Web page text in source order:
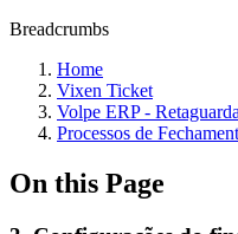
Breadcrumbs
Home
Vixen Ticket
Volpe ERP -
Processos de
On this Page